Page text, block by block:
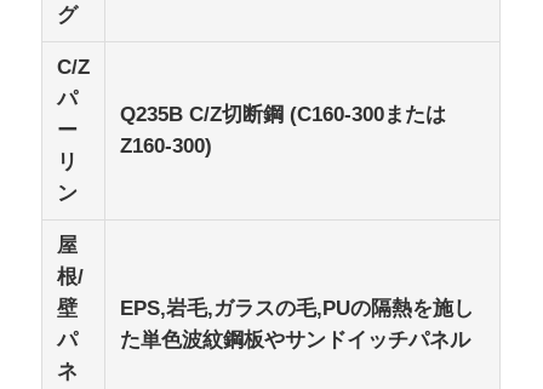
グ
C/Z
パ
ー
リ
ン
Q235B C/Z切断鋼 (C160-300または
Z160-300)
屋
根/
壁
パ
ネ
EPS,岩毛,ガラスの毛,PUの隔熱を施し
た単色波紋鋼板やサンドイッチパネル